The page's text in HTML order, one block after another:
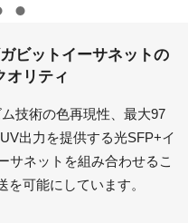
ビットイーサネットの
オリティ
技術の色再現性、最大97
出力を提供する光SFP+イ
サネットを組み合わせるこ
可能にしています。